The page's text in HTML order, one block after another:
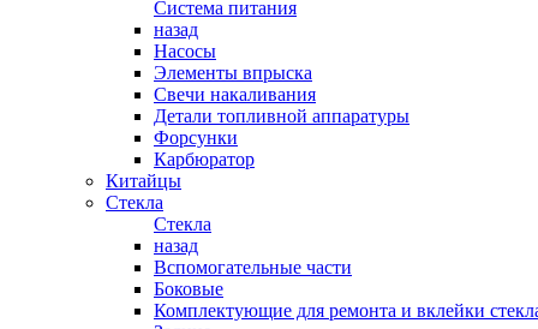
Система питания
назад
Насосы
Элементы впрыска
Свечи накаливания
Детали топливной аппаратуры
Форсунки
Карбюратор
Китайцы
Стекла
Стекла
назад
Вспомогательные части
Боковые
Комплектующие для ремонта и вклейки